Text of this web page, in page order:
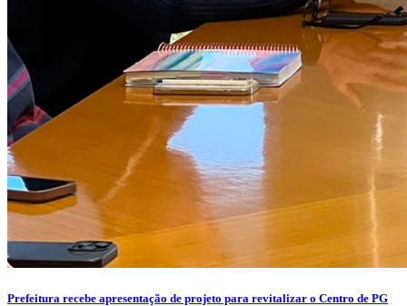
Prefeitura recebe apresentação de projeto para revitalizar o Centro de PG